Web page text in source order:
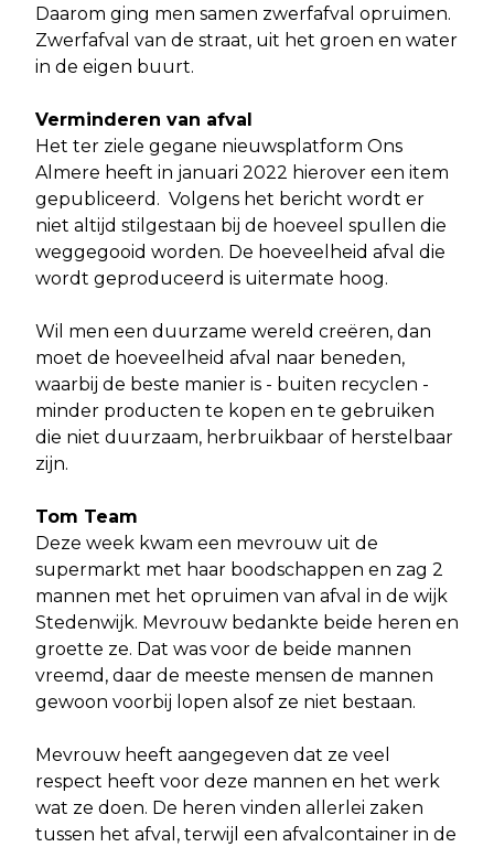
Daarom ging men samen zwerfafval opruimen.
Zwerfafval van de straat, uit het groen en water
in de eigen buurt.
Verminderen van afval
Het ter ziele gegane nieuwsplatform Ons
Almere heeft in januari 2022 hierover een item
gepubliceerd. Volgens het bericht wordt er
niet altijd stilgestaan bij de hoeveel spullen die
weggegooid worden. De hoeveelheid afval die
wordt geproduceerd is uitermate hoog.
Wil men een duurzame wereld creëren, dan
moet de hoeveelheid afval naar beneden,
waarbij de beste manier is - buiten recyclen -
minder producten te kopen en te gebruiken
die niet duurzaam, herbruikbaar of herstelbaar
zijn.
Tom Team
Deze week kwam een mevrouw uit de
supermarkt met haar boodschappen en zag 2
mannen met het opruimen van afval in de wijk
Stedenwijk. Mevrouw bedankte beide heren en
groette ze. Dat was voor de beide mannen
vreemd, daar de meeste mensen de mannen
gewoon voorbij lopen alsof ze niet bestaan.
Mevrouw heeft aangegeven dat ze veel
respect heeft voor deze mannen en het werk
wat ze doen. De heren vinden allerlei zaken
tussen het afval, terwijl een afvalcontainer in de